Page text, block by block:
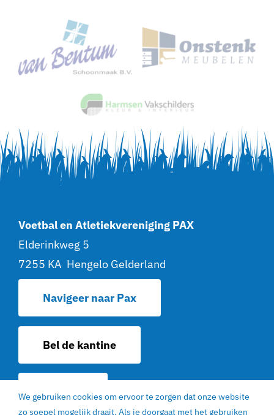
Voetbal en Atletiekvereniging PAX
Elderinkweg 5
7255 KA Hengelo Gelderland
Navigeer naar Pax
Bel de kantine
Contact
We gebruiken cookies om ervoor te zorgen dat onze website
zo soepel mogelijk draait. Als je doorgaat met het gebruiken